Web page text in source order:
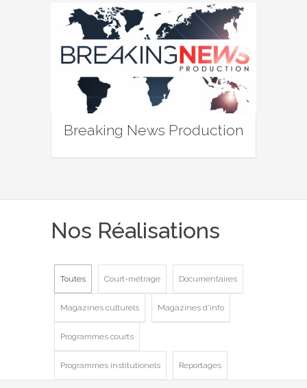
Breaking News Production
Nos Réalisations
Toutes Court-métrage Documentaires
Magazines culturels Magazines d'info
Programmes courts
Programmes institutionels Reportages